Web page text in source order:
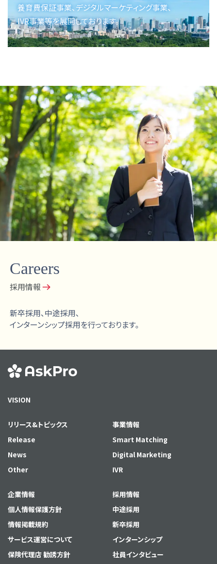
養育費保証事業、 デジタルマーケティング事業、
IVR事業等を展開しております。
Careers
採用情報
新卒採用、中途採用、
インターンシップ採用を行っております。
VISION
リリース&トピックス
Release
News
Other
事業情報
Smart Matching
Digital Marketing
IVR
企業情報
個人情報保護方針
情報掲載規約
サービス運営について
保険代理店 勧誘方針
採用情報
中途採用
新卒採用
インターンシップ
社員インタビュー